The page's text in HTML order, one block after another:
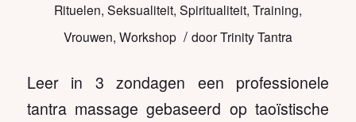
Rituelen, Seksualiteit, Spiritualiteit, Training,
Vrouwen, Workshop / doorTrinity Tantra
Leer in 3 zondagen een professionele
tantra massage gebaseerd op taoïstische